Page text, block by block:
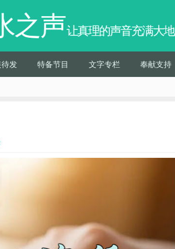
之声让真理的声音充满大地
发 特备节目 文字专栏 奉献支持